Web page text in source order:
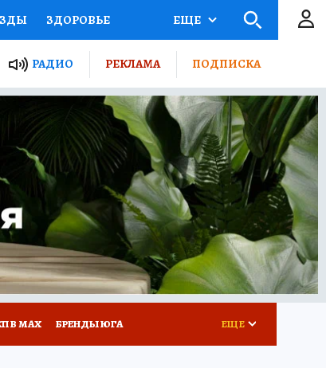
ЗДОРОВЬЕ
ПУТЕВОДИТЕЛЬ
ТУРИЗМ
РЕКЛАМА
ЕЩЕ
РАДИО РЕКЛАМА ПОДПИСКА
В МАХ БРЕНДЫ ЮГА ЕЩЕ